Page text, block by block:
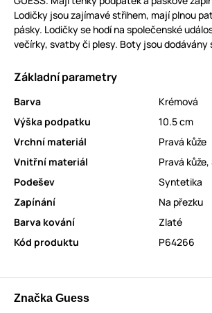
Lodičky jsou zajímavé střihem, mají plnou
pásky. Lodičky se hodí na společenské
večírky, svatby či plesy. Boty jsou dodávány
Základní parametry
Barva
Krémová
Výška podpatku
10.5 cm
Vrchní materiál
Pravá kůže
Vnitřní materiál
Pravá kůže,
Podešev
Syntetika
Zapínání
Na přezku
Barva kování
Zlaté
Kód produktu
P64266
Značka Guess